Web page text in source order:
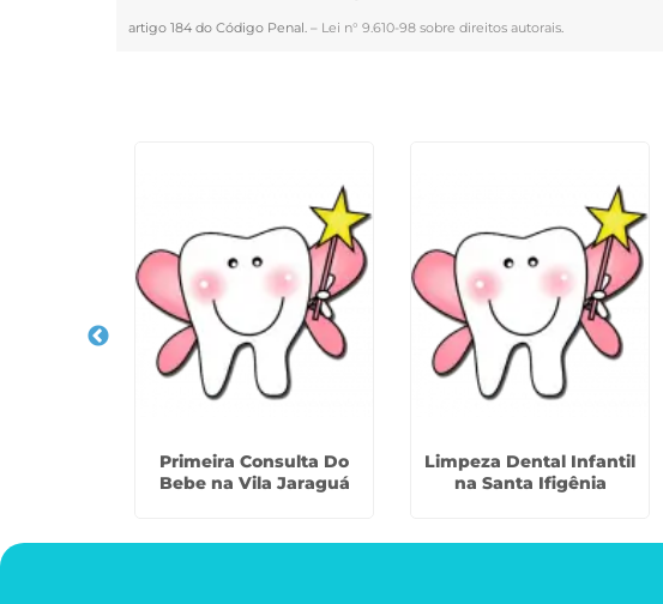
artigo 184 do Código Penal. – Lei n° 9.610-98 sobre direitos autorais.
Primeira Consulta Do
Bebe na Vila Jaraguá
Limpeza Dental Infantil
na Santa Ifigênia